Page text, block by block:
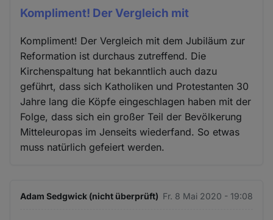
Kompliment! Der Vergleich mit
Kompliment! Der Vergleich mit dem Jubiläum zur
Reformation ist durchaus zutreffend. Die
Kirchenspaltung hat bekanntlich auch dazu
geführt, dass sich Katholiken und Protestanten 30
Jahre lang die Köpfe eingeschlagen haben mit der
Folge, dass sich ein großer Teil der Bevölkerung
Mitteleuropas im Jenseits wiederfand. So etwas
muss natürlich gefeiert werden.
Adam Sedgwick (nicht überprüft) Fr. 8 Mai 2020 - 19:08